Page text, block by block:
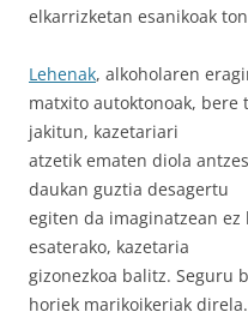
elkarrizketan esanikoak
Lehenak, alkoholaren
matxito autoktonoak, bere
jakitun, kazetariari
atzetik ematen diola
daukan guztia desagertu
egiten da imaginatzean ez
esaterako, kazetaria
gizonezkoa balitz. Seguru
horiek marikoikeriak direla.